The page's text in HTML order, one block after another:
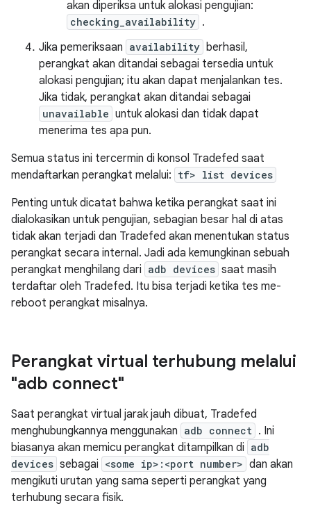
akan diperiksa untuk alokasi pengujian:
checking_availability .
Jika pemeriksaan availability berhasil,
perangkat akan ditandai sebagai tersedia untuk
alokasi pengujian; itu akan dapat menjalankan tes.
Jika tidak, perangkat akan ditandai sebagai
unavailable untuk alokasi dan tidak dapat
menerima tes apa pun.
Semua status ini tercermin di konsol Tradefed saat
mendaftarkan perangkat melalui: tf> list devices
Penting untuk dicatat bahwa ketika perangkat saat ini
dialokasikan untuk pengujian, sebagian besar hal di atas
tidak akan terjadi dan Tradefed akan menentukan status
perangkat secara internal. Jadi ada kemungkinan sebuah
perangkat menghilang dari adb devices saat masih
terdaftar oleh Tradefed. Itu bisa terjadi ketika tes me-
reboot perangkat misalnya.
Perangkat virtual terhubung melalui
"adb connect"
Saat perangkat virtual jarak jauh dibuat, Tradefed
menghubungkannya menggunakan adb connect . Ini
biasanya akan memicu perangkat ditampilkan di adb
devices sebagai <some ip>:<port number> dan akan
mengikuti urutan yang sama seperti perangkat yang
terhubung secara fisik.